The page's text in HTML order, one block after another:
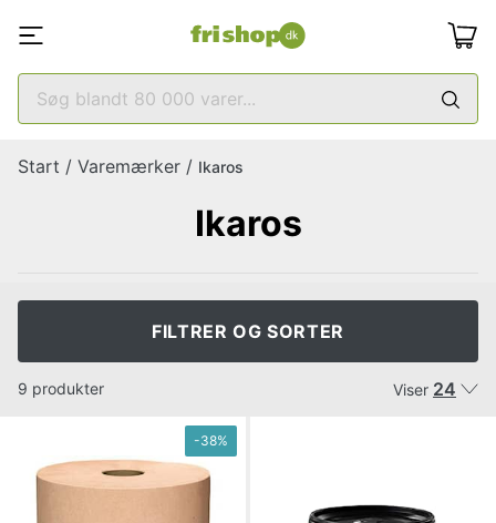
Start / Varemærker / Ikaros
Ikaros
FILTRER OG SORTER
9 produkter Viser 24
-38%